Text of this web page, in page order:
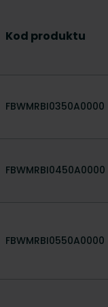
Kod produktu
FBWMRBI0350A0000
FBWMRBI0450A0000
FBWMRBI0550A0000